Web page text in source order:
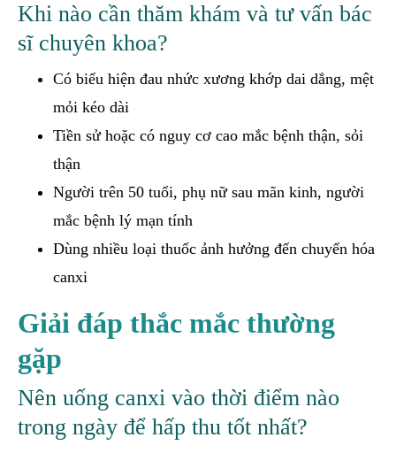
Khi nào cần thăm khám và tư vấn bác
sĩ chuyên khoa?
Có biểu hiện đau nhức xương khớp dai dẳng, mệt
mỏi kéo dài
Tiền sử hoặc có nguy cơ cao mắc bệnh thận, sỏi
thận
Người trên 50 tuổi, phụ nữ sau mãn kinh, người
mắc bệnh lý mạn tính
Dùng nhiều loại thuốc ảnh hưởng đến chuyển hóa
canxi
Giải đáp thắc mắc thường
gặp
Nên uống canxi vào thời điểm nào
trong ngày để hấp thu tốt nhất?